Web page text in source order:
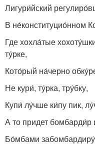
Лигури́йский
В не́конституцио́нном
Где хохла́тые
ту́рке,
Кото́рый на́черно
Не кури́, ту́рка, тру́бку,
Купи́ лу́чше ки́пу пик,
А то придет бомбарди́р
Бо́мбами